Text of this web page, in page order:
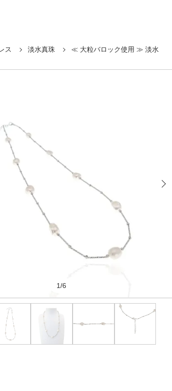
ス 淡水真珠 ≪ 大粒バロック使用 ≫ 淡水
1/6